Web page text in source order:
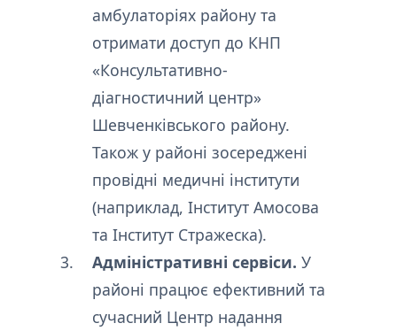
амбулаторіях району та
отримати доступ до КНП
«Консультативно-
діагностичний центр»
Шевченківського району.
Також у районі зосереджені
провідні медичні інститути
(наприклад, Інститут Амосова
та Інститут Стражеска).
Адміністративні сервіси. У
районі працює ефективний та
сучасний Центр надання